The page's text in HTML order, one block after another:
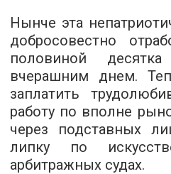
Нынче эта
добросовестно
половиной
вчерашним днем.
заплатить
работу по вполне
через подставных
липку по
арбитражных судах.